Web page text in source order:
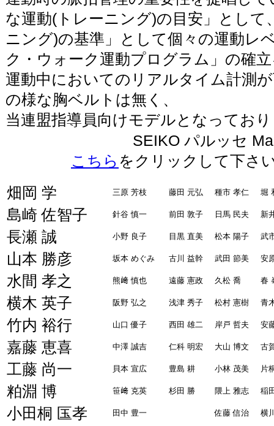
な運動(トレーニング)の目安」として
ニング)の基準」として個々の運動レ
ク・ウォーク運動プログラム」の確
運動中においてのリアルタイム計測
の様な胸ベルトは無く、
当連盟指導員向けモデルとなってお
SEIKO パルッセ
こちら をクリックして下さ
畑岡 学
三原 芳枝 藤田 元弘 種市 孝仁 堀
島崎 佐智子 針谷 慎一 前田 敦子 日馬 民夫 新
長瀬 誠 小野 良子 目黒 直美 松本 陽子 武
山本 勝彦 坂本 めぐみ 古川 益幹 武田 節美 安
水間 孝之 熊﨑 慎也 遠藤 憲政 久松 喬 春
横木 英子 阪野 弘之 浅津 秀子 松村 憲樹 青
竹内 裕行 山口 優子 西田 雄二 岸戸 哲夫 安
嘉藤 恵喜 中澤 誠吉 仁科 明宏 大山 博文 古
工藤 尚一 貝本 宣広 豊島 耕 小林 茂美 片
粕淵 博 笹﨑 克英 杉田 勝 隈上 雅志 稲
小田桐 匤孝 田中 豊一 佐藤 信治 横